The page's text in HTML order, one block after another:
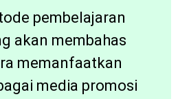
pembelajaran
akan membahas
memanfaatkan
media promosi